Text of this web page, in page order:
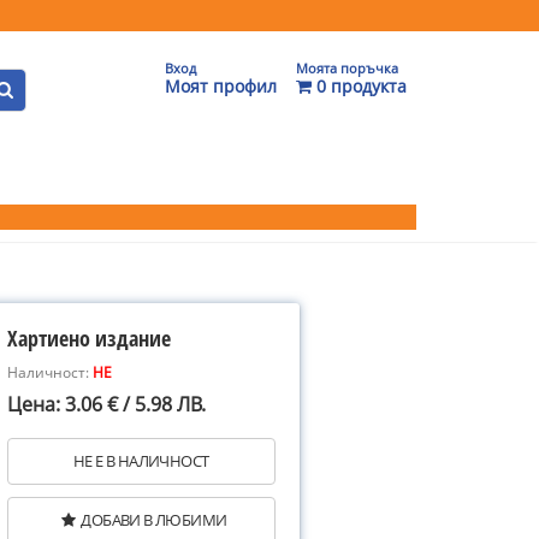
Вход
Моят профил
Моята поръчка
0 продукта
Хартиено издание
Наличност: НЕ
Цена: 3.06 € / 5.98 ЛВ.
НЕ Е В НАЛИЧНОСТ
ДОБАВИ В ЛЮБИМИ